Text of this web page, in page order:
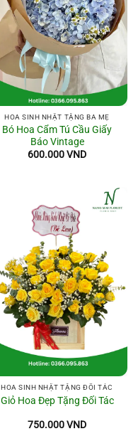
HOA SINH NHẬT TẶNG BA MẸ
Bó Hoa Cẩm Tú Cầu Giấy
Báo Vintage
600.000VND
HOA SINH NHẬT TẶNG ĐỐI TÁC
Giỏ Hoa Đẹp Tặng Đối Tác
750.000VND